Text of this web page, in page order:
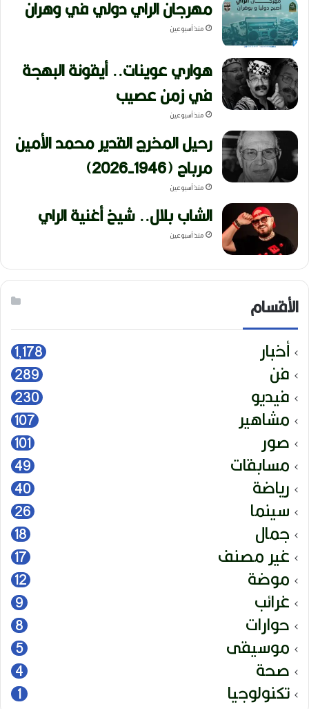
مهرجان الراي دولي في وهران
منذ أسبوعين
هواري عوينات.. أيقونة البهجة
في زمن عصيب
منذ أسبوعين
رحيل المخرج القدير محمد الأمين
مرباح (1946-2026)
منذ أسبوعين
الشاب بلال.. شيخ أغنية الراي
منذ أسبوعين
الأقسام
أخبار 1٬178
فن 289
فيديو 230
مشاهير 107
صور 101
مسابقات 49
رياضة 40
سينما 26
جمال 18
غير مصنف 17
موضة 12
غرائب 9
حوارات 8
موسيقى 5
صحة 4
تكنولوجيا 1